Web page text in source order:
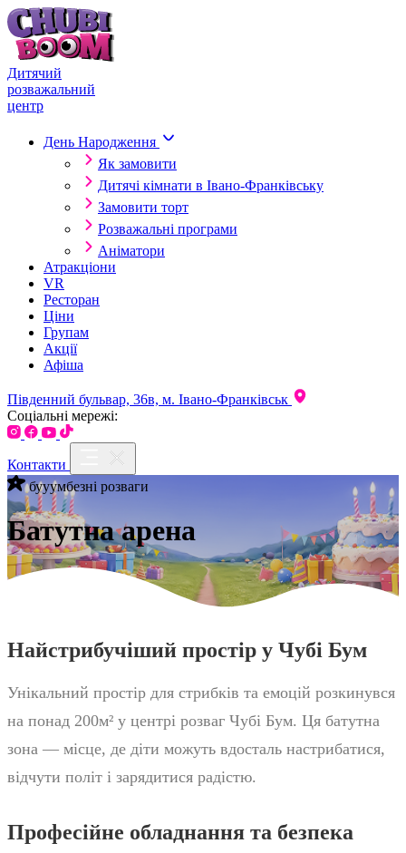
Skip to content
Дитячий
розважальний
центр
День Народження
Як замовити
Дитячі кімнати в Івано-Франківську
Замовити торт
Розважальні програми
Аніматори
Атракціони
VR
Ресторан
Ціни
Групам
Акції
Афіша
Південний бульвар, 36в, м. Івано-Франківськ
Соціальні мережі:
Контакти
бууумбезні розваги
Батутна арена
Найстрибучіший простір у Чубі Бум
Унікальний простір для стрибків та емоцій розкинувся
на понад 200м² у центрі розваг Чубі Бум. Ця батутна
зона — місце, де діти можуть вдосталь настрибатися,
відчути політ і зарядитися радістю.
Професійне обладнання та безпека